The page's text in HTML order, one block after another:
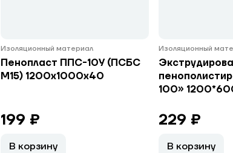
Изоляционный материал
Пенопласт ППС-10У (ПСБС
М15) 1200х1000х40
199 ₽
В корзину
Изоляционный
100»
229 ₽
В корзину